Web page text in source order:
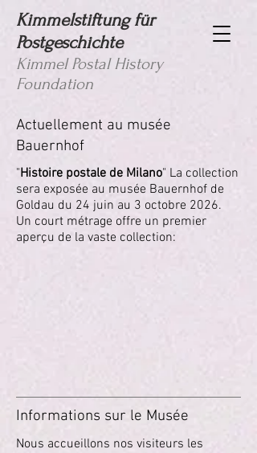
Kimmelstiftung für
Postgeschichte
Kimmel Postal History
Foundation
Actuellement au musée
Bauernhof
"Histoire postale de Milano" La collection
sera exposée au musée Bauernhof de
Goldau du 24 juin au 3 octobre 2026.
Un court métrage offre un premier
aperçu de la vaste collection:
Informations sur le Musée
Nous accueillons nos visiteurs les